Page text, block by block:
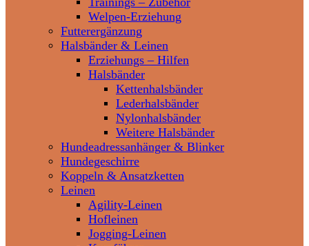
Welpen-Erziehung
Futterergänzung
Halsbänder & Leinen
Erziehungs – Hilfen
Halsbänder
Kettenhalsbänder
Lederhalsbänder
Nylonhalsbänder
Weitere Halsbänder
Hundeadressanhänger & Blinker
Hundegeschirre
Koppeln & Ansatzketten
Leinen
Agility-Leinen
Hofleinen
Jogging-Leinen